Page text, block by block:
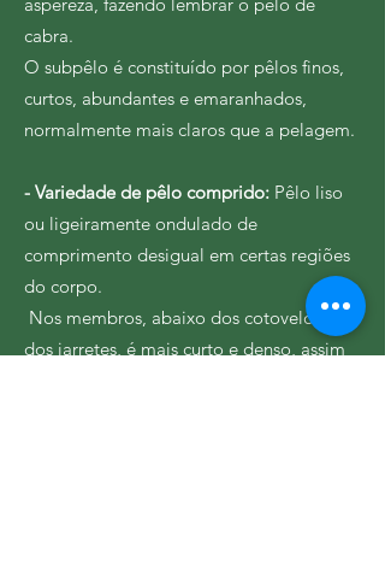
cabra.
O subpêlo é constituído por pêlos finos,
curtos, abundantes e emaranhados,
normalmente mais claros que a pelagem.
- Variedade de pêlo comprido: Pêlo liso
ou ligeiramente ondulado de
comprimento desigual em certas regiões
do corpo.
Nos membros, abaixo dos cotovelos e
dos jarretes, é mais curto e denso, assim